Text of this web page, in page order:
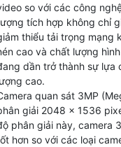
chuẩn nén truyền
giữ nguyên,
so với các công
tích hợp không chỉ
thiểu tải trọng mạng
cao và chất lượng
dần trở thành sự lựa
cao.
quan sát 3MP
giải 2048 x 1536
phân giải này, camera
hơn so với các loại